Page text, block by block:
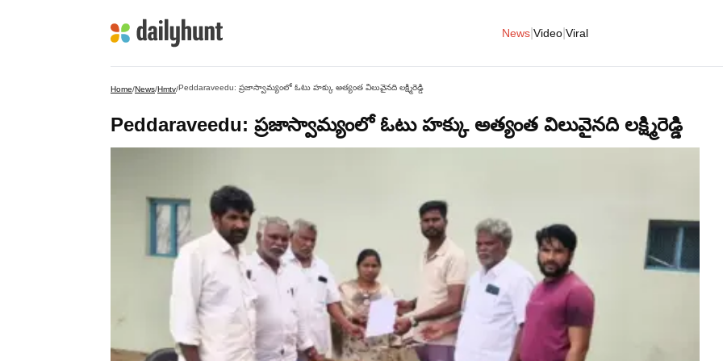
News Video Viral
Home/News/Hmtv/Peddaraveedu: ప్రజాస్వామ్యంలో ఓటు హక్కు అత్యంత విలువైనది లక్ష్మిరెడ్డి
Peddaraveedu: ప్రజాస్వామ్యంలో ఓటు హక్కు అత్యంత విలువైనది లక్ష్మిరెడ్డి